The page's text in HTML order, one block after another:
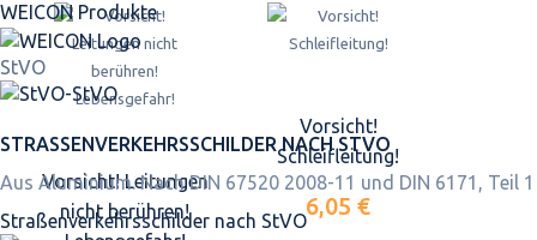
WEICON Produkte
StVO
STRASSEN­VERKEHRS­SCHILDER NACH STVO
Aus Aluminium. Nach DIN 67520 2008-11 und DIN 6171, Teil 1
Straßen­verkehrs­schilder nach StVO
Vorsicht! Leitungen
nicht berühren!
Vorsicht!
Schleifleitung!
6,05 €